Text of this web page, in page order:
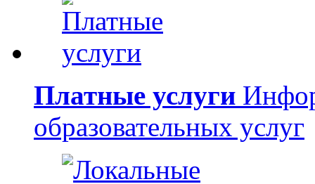
Платные услуги
образовательных услуг